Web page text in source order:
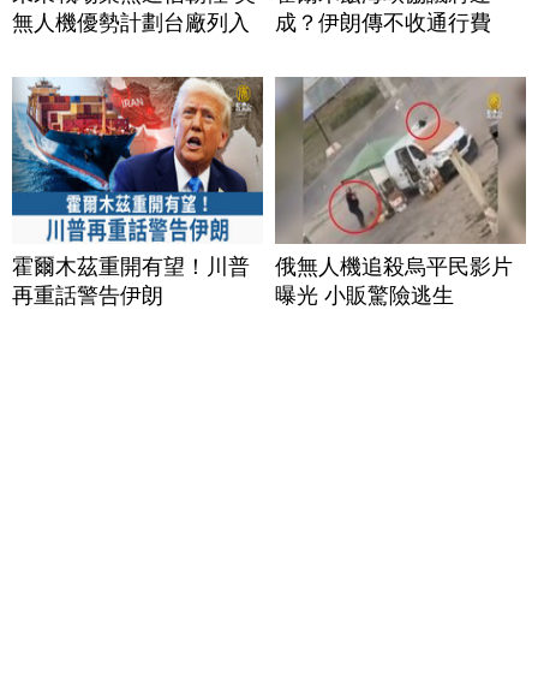
無人機優勢計劃台廠列入
成？伊朗傳不收通行費
霍爾木茲重開有望！川普
再重話警告伊朗
俄無人機追殺烏平民影片
曝光 小販驚險逃生